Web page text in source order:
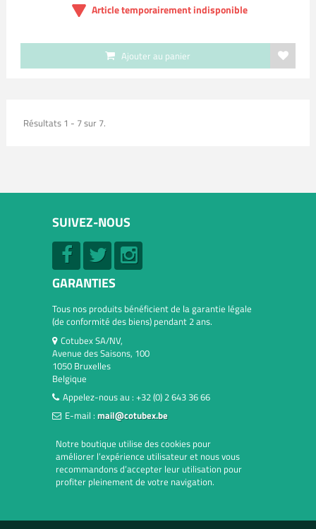
Article temporairement indisponible
Ajouter au panier
Résultats 1 - 7 sur 7.
SUIVEZ-NOUS
GARANTIES
Tous nos produits bénéficient de la garantie légale
(de conformité des biens) pendant 2 ans.
Cotubex SA/NV,
Avenue des Saisons, 100
1050 Bruxelles
Belgique
Appelez-nous au : +32 (0) 2 643 36 66
E-mail : mail@cotubex.be
Notre boutique utilise des cookies pour
améliorer l’expérience utilisateur et nous vous
recommandons d’accepter leur utilisation pour
profiter pleinement de votre navigation.